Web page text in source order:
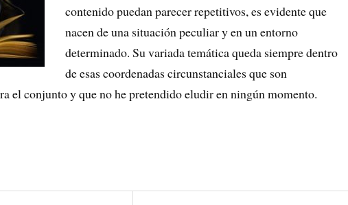
contenido puedan parecer repetitivos, es evidente que
nacen de una situación peculiar y en un entorno
determinado. Su variada temática queda siempre dentro
de esas coordenadas circunstanciales que son
el conjunto y que no he pretendido eludir en ningún momento.